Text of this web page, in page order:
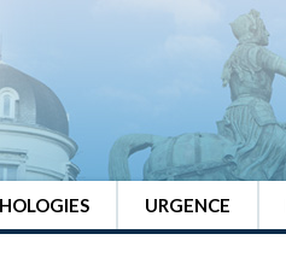
URGENCE